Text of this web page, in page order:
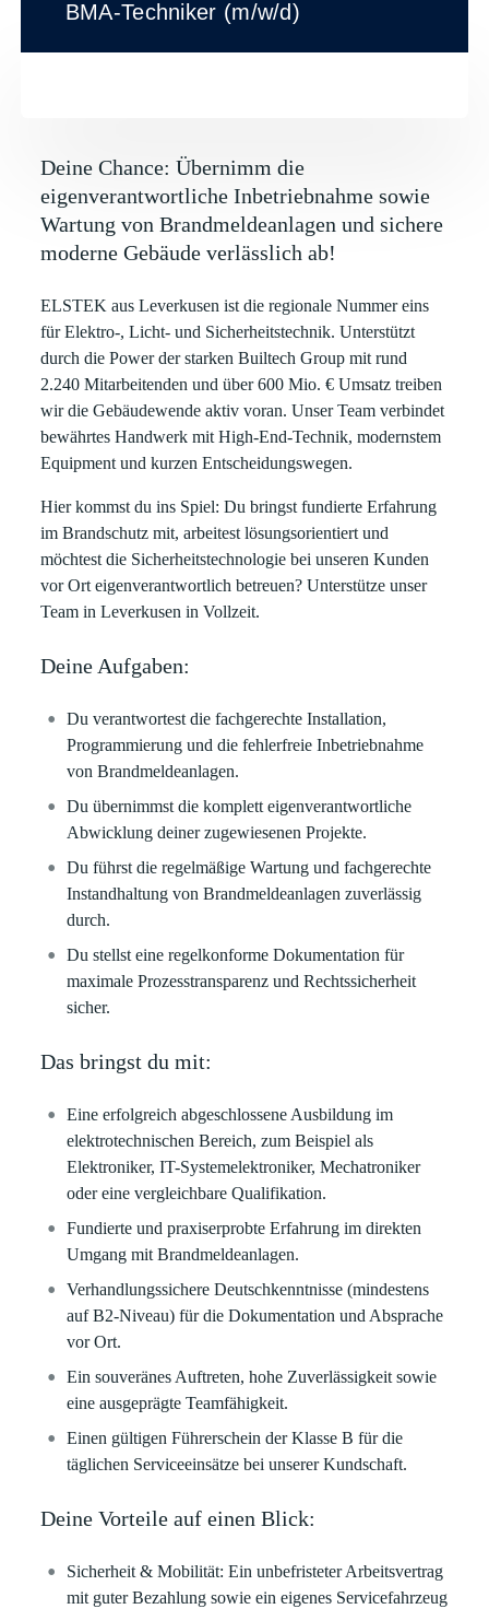
BMA-Techniker (m/w/d)
Deine Chance: Übernimm die
eigenverantwortliche Inbetriebnahme sowie
Wartung von Brandmeldeanlagen und sichere
moderne Gebäude verlässlich ab!
ELSTEKaus Leverkusen ist die regionale Nummer eins
für Elektro-, Licht- und Sicherheitstechnik. Unterstützt
durch die Power der starken Builtech Group mit rund
2.240 Mitarbeitenden und über 600 Mio. € Umsatz treiben
wir die Gebäudewende aktiv voran. Unser Team verbindet
bewährtes Handwerk mit High-End-Technik, modernstem
Equipment und kurzen Entscheidungswegen.
Hier kommst du ins Spiel: Du bringst fundierte Erfahrung
im Brandschutz mit, arbeitest lösungsorientiert und
möchtest die Sicherheitstechnologie bei unseren Kunden
vor Ort eigenverantwortlich betreuen? Unterstütze unser
Team in Leverkusen in Vollzeit.
Deine Aufgaben:
Du verantwortest die fachgerechte Installation,
Programmierung und die fehlerfreie Inbetriebnahme
von Brandmeldeanlagen.
Du übernimmst die komplett eigenverantwortliche
Abwicklung deiner zugewiesenen Projekte.
Du führst die regelmäßige Wartung und fachgerechte
Instandhaltung von Brandmeldeanlagen zuverlässig
durch.
Du stellst eine regelkonforme Dokumentation für
maximale Prozesstransparenz und Rechtssicherheit
sicher.
Das bringst du mit:
Eine erfolgreich abgeschlossene Ausbildung im
elektrotechnischen Bereich, zum Beispiel als
Elektroniker, IT-Systemelektroniker, Mechatroniker
oder eine vergleichbare Qualifikation.
Fundierte und praxiserprobte Erfahrung im direkten
Umgang mit Brandmeldeanlagen.
Verhandlungssichere Deutschkenntnisse (mindestens
auf B2-Niveau) für die Dokumentation und Absprache
vor Ort.
Ein souveränes Auftreten, hohe Zuverlässigkeit sowie
eine ausgeprägte Teamfähigkeit.
Einen gültigen Führerschein der Klasse B für die
täglichen Serviceeinsätze bei unserer Kundschaft.
Deine Vorteile auf einen Blick:
Sicherheit & Mobilität: Ein unbefristeter Arbeitsvertrag
mit guter Bezahlung sowie ein eigenes Servicefahrzeug